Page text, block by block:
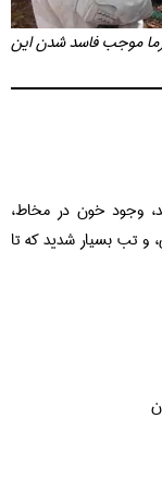
موجب فاسد شدن این
وجود خون در مخاط،
و تب بسیار شدید که تا